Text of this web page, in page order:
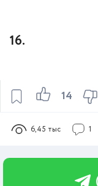
14
16.
6,45 тыс 1